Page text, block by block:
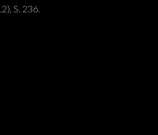
S. 236.